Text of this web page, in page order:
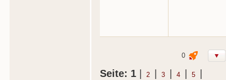
▼
0
Seite: 1 2 3 4 5